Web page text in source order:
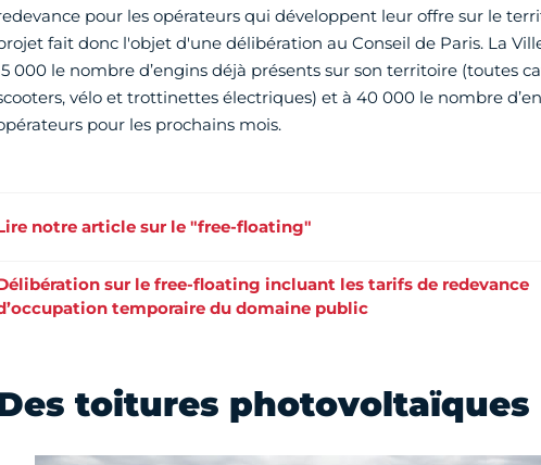
pour les opérateurs qui développent leur offre sur le
fait donc l'objet d'une délibération au Conseil de Paris. La
000 le nombre d’engins déjà présents sur son territoire (toutes
vélo et trottinettes électriques) et à 40 000 le nombre
pour les prochains mois.
notre article sur le "free-floating"
sur le free-floating incluant les tarifs de redevance
temporaire du domaine public
toitures photovoltaïques